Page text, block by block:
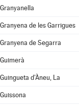
Granyanella
Granyena de les Garrigues
Granyena de Segarra
Guimerà
Guingueta d'Àneu, La
Guissona